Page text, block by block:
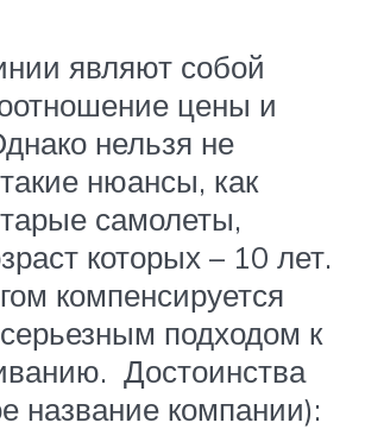
являют собой
цены и
нельзя не
нюансы, как
самолеты,
которых – 10 лет.
компенсируется
подходом к
Достоинства
название компании):